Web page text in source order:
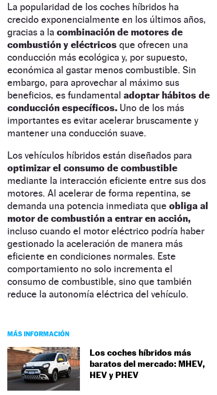
La popularidad de los coches híbridos ha
crecido exponencialmente en los últimos años,
gracias a la combinación de motores de
combustión y eléctricos que ofrecen una
conducción más ecológica y, por supuesto,
económica al gastar menos combustible. Sin
embargo, para aprovechar al máximo sus
beneficios, es fundamental adoptar hábitos de
conducción específicos. Uno de los más
importantes es evitar acelerar bruscamente y
mantener una conducción suave.
Los vehículos híbridos están diseñados para
optimizar el consumo de combustible
mediante la interacción eficiente entre sus dos
motores. Al acelerar de forma repentina, se
demanda una potencia inmediata que obliga al
motor de combustión a entrar en acción,
incluso cuando el motor eléctrico podría haber
gestionado la aceleración de manera más
eficiente en condiciones normales. Este
comportamiento no solo incrementa el
consumo de combustible, sino que también
reduce la autonomía eléctrica del vehículo.
MÁS INFORMACIÓN
Los coches híbridos más
baratos del mercado: MHEV,
HEV y PHEV